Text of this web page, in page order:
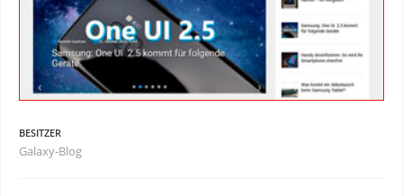
BESITZER
Galaxy-Blog